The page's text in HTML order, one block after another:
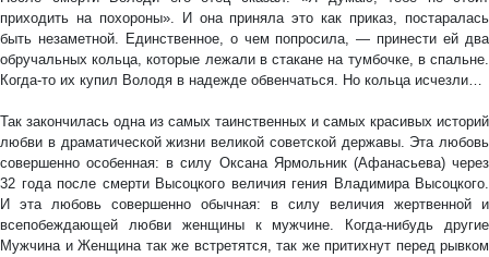
приходить на похороны». И она приняла это как приказ, постаралась
быть незаметной. Единственное, о чем попросила, — принести ей два
обручальных кольца, которые лежали в стакане на тумбочке, в спальне.
Когда-то их купил Володя в надежде обвенчаться. Но кольца исчезли…
Так закончилась одна из самых таинственных и самых красивых историй
любви в драматической жизни великой советской державы. Эта любовь
совершенно особенная: в силу Оксана Ярмольник (Афанасьева) через
32 года после смерти Высоцкого величия гения Владимира Высоцкого.
И эта любовь совершенно обычная: в силу величия жертвенной и
всепобеждающей любви женщины к мужчине. Когда-нибудь другие
Мужчина и Женщина так же встретятся, так же притихнут перед рывком